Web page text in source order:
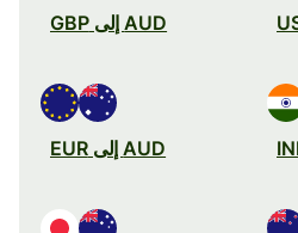
AUD إلى GBP
AUD إلى EUR